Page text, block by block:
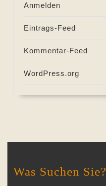
Anmelden
Eintrags-Feed
Kommentar-Feed
WordPress.org
Was Suchen Sie?